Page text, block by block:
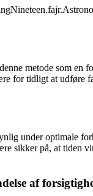
metode som en
for tidligt at udføre
under optimale
sikker på, at tiden
af